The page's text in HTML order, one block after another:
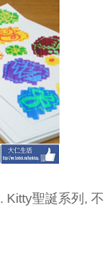
. Kitty聖誕系列 , 不